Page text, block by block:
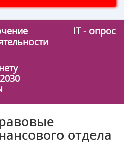
IT - опрос
отдела